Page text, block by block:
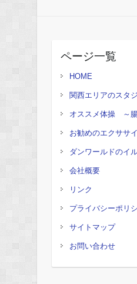
ページ一覧
HOME
関西エリアのスタ
オススメ体操 ～
お勧めのエクササ
ダンワールドのイ
会社概要
リンク
プライバシーポリ
サイトマップ
お問い合わせ